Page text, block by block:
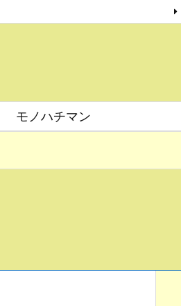
モノハチマン